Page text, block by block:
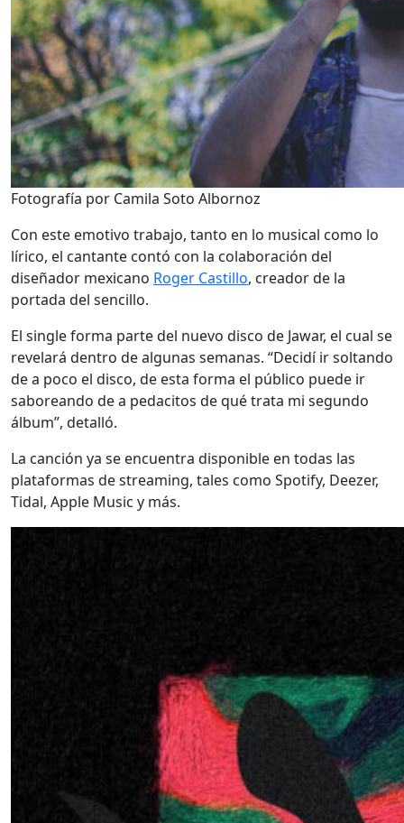
Fotografía por Camila Soto Albornoz
Con este emotivo trabajo, tanto en lo musical como lo
lírico, el cantante contó con la colaboración del
diseñador mexicano Roger Castillo, creador de la
portada del sencillo.
El single forma parte del nuevo disco de Jawar, el cual se
revelará dentro de algunas semanas. “Decidí ir soltando
de a poco el disco, de esta forma el público puede ir
saboreando de a pedacitos de qué trata mi segundo
álbum”, detalló.
La canción ya se encuentra disponible en todas las
plataformas de streaming, tales como Spotify, Deezer,
Tidal, Apple Music y más.